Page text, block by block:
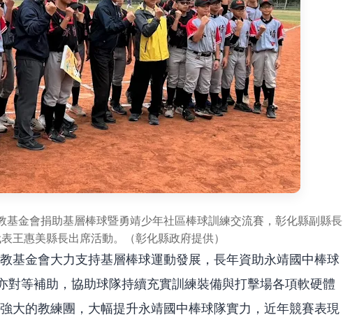
金會捐助基層棒球暨勇靖少年社區棒球訓練交流賽，彰化縣副縣長
王惠美縣長出席活動。（彰化縣政府提供）
基金會大力支持基層棒球運動發展，長年資助永靖國中棒球
對等補助，協助球隊持續充實訓練裝備與打擊場各項軟硬體
大的教練團，大幅提升永靖國中棒球隊實力，近年競賽表現